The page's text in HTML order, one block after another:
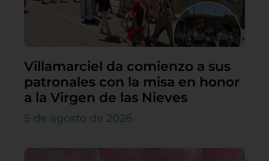
Villamarciel da comienzo a sus
patronales con la misa en honor
a la Virgen de las Nieves
5 de agosto de 2026